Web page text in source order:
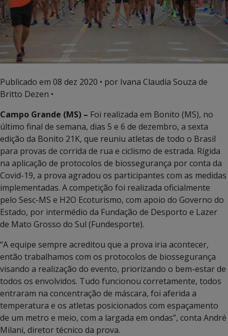
Publicado em 08 dez 2020 • por Ivana Claudia Souza de
Britto Dezen •
Campo Grande (MS) – Foi realizada em Bonito (MS), no
último final de semana, dias 5 e 6 de dezembro, a sexta
edição da Bonito 21K, que reuniu atletas de todo o Brasil
para provas de corrida de rua e ciclismo de estrada. Rígida
na aplicação de protocolos de biossegurança por conta da
Covid-19, a prova agradou os participantes com as medidas
implementadas. A competição foi realizada oficialmente
pelo Sesc-MS e H2O Ecoturismo, com apoio do Governo do
Estado, por intermédio da Fundação de Desporto e Lazer
de Mato Grosso do Sul (Fundesporte).
“A equipe sempre acreditou que a prova iria acontecer,
então trabalhamos com os protocolos de biossegurança
visando a realização do evento, priorizando o bem-estar de
todos os envolvidos. Tudo funcionou corretamente, todos
entraram na concentração de máscara, foi aferida a
temperatura e os atletas posicionados com espaçamento
de um metro e meio, com a largada em ondas”, conta André
Milani, diretor técnico da prova.